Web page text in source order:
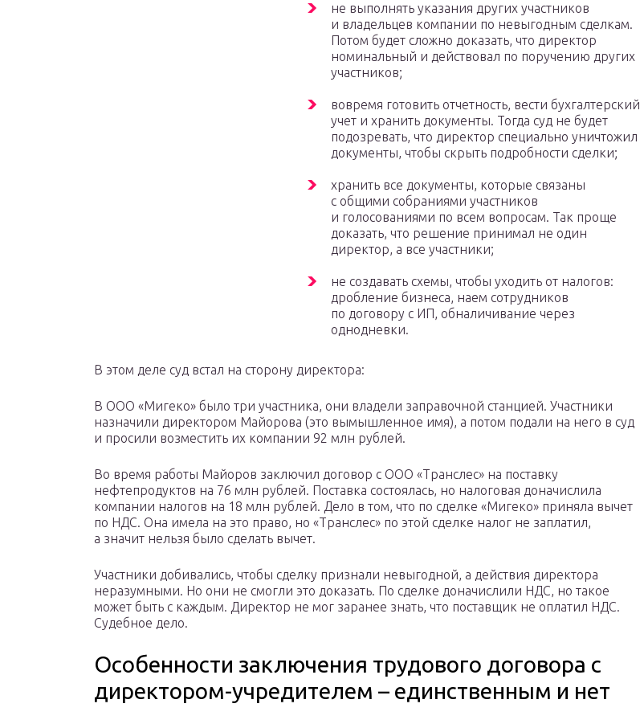
не выполнять указания других участников
и владельцев компании по невыгодным сделкам.
Потом будет сложно доказать, что директор
номинальный и действовал по поручению других
участников;
вовремя готовить отчетность, вести бухгалтерский
учет и хранить документы. Тогда суд не будет
подозревать, что директор специально уничтожил
документы, чтобы скрыть подробности сделки;
хранить все документы, которые связаны
с общими собраниями участников
и голосованиями по всем вопросам. Так проще
доказать, что решение принимал не один
директор, а все участники;
не создавать схемы, чтобы уходить от налогов:
дробление бизнеса, наем сотрудников
по договору с ИП, обналичивание через
однодневки.
В этом деле суд встал на сторону директора:
В ООО «Мигеко» было три участника, они владели заправочной станцией. Участники
назначили директором Майорова (это вымышленное имя), а потом подали на него в суд
и просили возместить их компании 92 млн рублей.
Во время работы Майоров заключил договор с ООО «Транслес» на поставку
нефтепродуктов на 76 млн рублей. Поставка состоялась, но налоговая доначислила
компании налогов на 18 млн рублей. Дело в том, что по сделке «Мигеко» приняла вычет
по НДС. Она имела на это право, но «Транслес» по этой сделке налог не заплатил,
а значит нельзя было сделать вычет.
Участники добивались, чтобы сделку признали невыгодной, а действия директора
неразумными. Но они не смогли это доказать. По сделке доначислили НДС, но такое
может быть с каждым. Директор не мог заранее знать, что поставщик не оплатил НДС.
Судебное дело.
Особенности заключения трудового договора с
директором-учредителем – единственным и нет